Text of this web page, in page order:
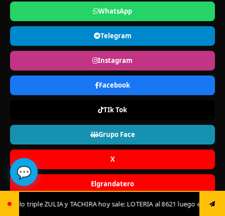
hoy sale: LOTERIA al 8621 luego envía ya: ANIMAL al 8621 jugada fija:
WhatsApp
Telegram
Instagram
Facebook
TIk Tok
Grupo Face
X
Elgrandatero
💬